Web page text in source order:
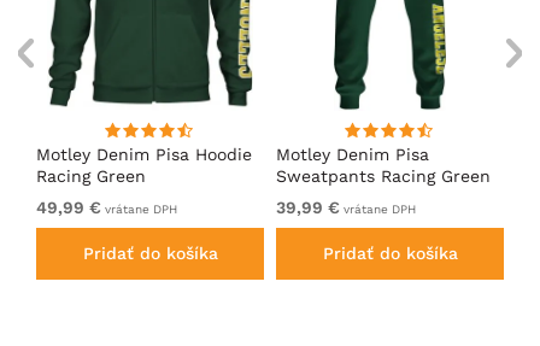
Motley Denim Pisa Hoodie
Racing Green
49,99 € vrátane DPH
Pridať do košíka
Motley Denim Pisa
Sweatpants Racing Green
39,99 € vrátane DPH
Pridať do košíka